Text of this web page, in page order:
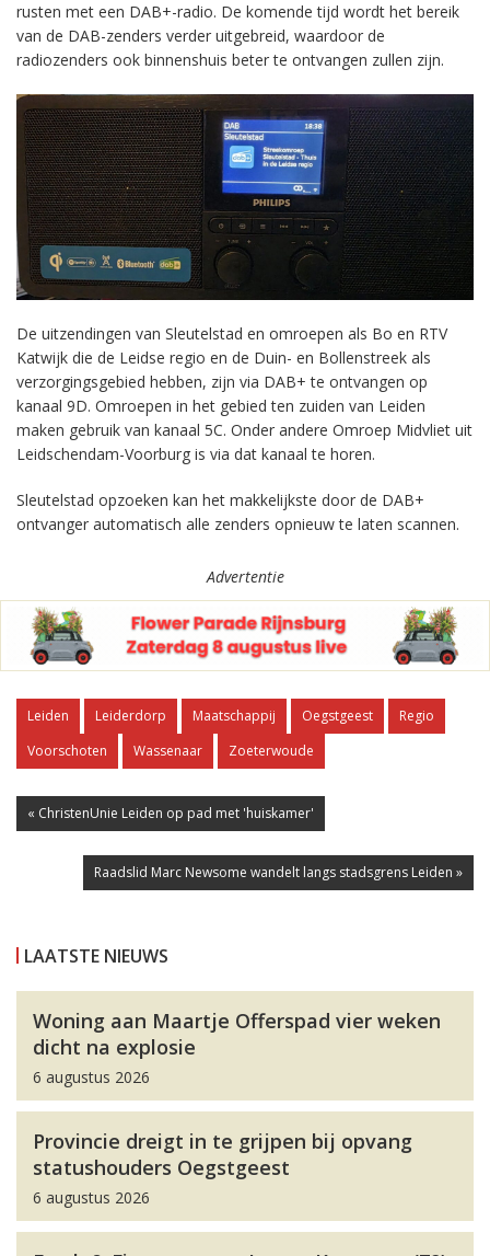
rusten met een DAB+-radio. De komende tijd wordt het bereik
van de DAB-zenders verder uitgebreid, waardoor de
radiozenders ook binnenshuis beter te ontvangen zullen zijn.
De uitzendingen van Sleutelstad en omroepen als Bo en RTV
Katwijk die de Leidse regio en de Duin- en Bollenstreek als
verzorgingsgebied hebben, zijn via DAB+ te ontvangen op
kanaal 9D. Omroepen in het gebied ten zuiden van Leiden
maken gebruik van kanaal 5C. Onder andere Omroep Midvliet uit
Leidschendam-Voorburg is via dat kanaal te horen.
Sleutelstad opzoeken kan het makkelijkste door de DAB+
ontvanger automatisch alle zenders opnieuw te laten scannen.
Advertentie
Leiden Leiderdorp Maatschappij Oegstgeest
Regio
Voorschoten
Wassenaar Zoeterwoude
« ChristenUnie Leiden op pad met 'huiskamer'
Raadslid Marc Newsome wandelt langs stadsgrens Leiden »
LAATSTE NIEUWS
Woning aan Maartje Offerspad vier weken
dicht na explosie
6 augustus 2026
Provincie dreigt in te grijpen bij opvang
statushouders Oegstgeest
6 augustus 2026